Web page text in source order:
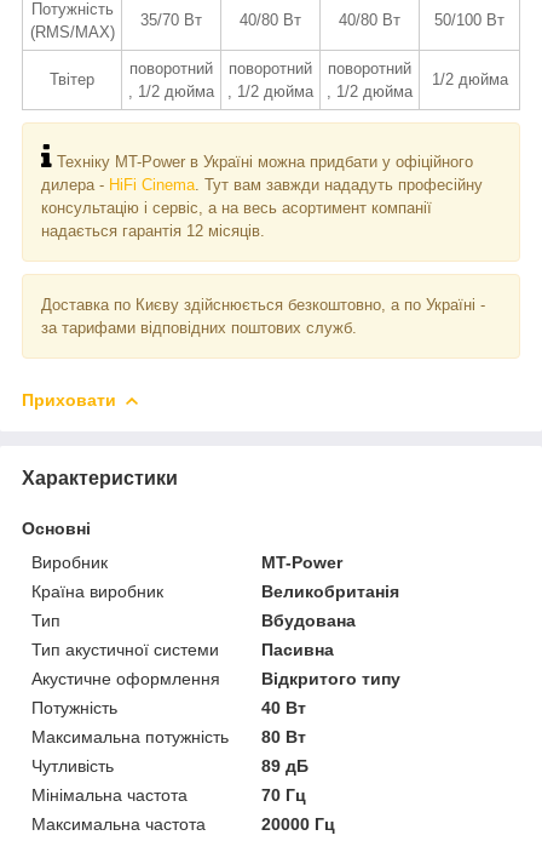
Потужність
(RMS/MAX)
35/70 Вт 40/80 Вт 40/80 Вт 50/100 Вт
Твітер
поворотний
, 1/2 дюйма
поворотний
, 1/2 дюйма
поворотний
, 1/2 дюйма
1/2 дюйма
Техніку MT-Power в Україні можна придбати у офіційного
дилера - HiFi Cinema . Тут вам завжди нададуть професійну
консультацію і сервіс, а на весь асортимент компанії
надається гарантія 12 місяців.
Доставка по Києву здійснюється безкоштовно, а по Україні -
за тарифами відповідних поштових служб.
Приховати
Характеристики
Основні
Виробник
MT-Power
Країна виробник
Великобританія
Тип
Вбудована
Тип акустичної системи
Пасивна
Акустичне оформлення
Відкритого типу
Потужність
40 Вт
Максимальна потужність
80 Вт
Чутливість
89 дБ
Мінімальна частота
70 Гц
Максимальна частота
20000 Гц